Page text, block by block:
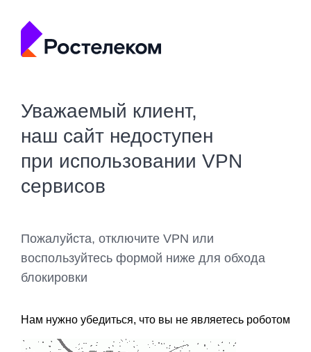
Уважаемый клиент,
наш сайт недоступен
при использовании VPN
сервисов
Пожалуйста, отключите VPN или
воспользуйтесь формой ниже для обхода
блокировки
Нам нужно убедиться, что вы не являетесь роботом